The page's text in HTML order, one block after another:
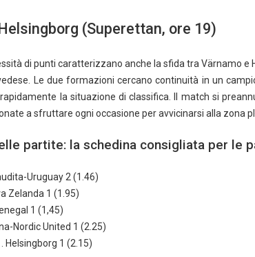
(Superettan, ore 19)
di punti caratterizzano anche la sfida tra Värnamo
Le due formazioni cercano continuità in un
la situazione di classifica. Il match si
a sfruttare ogni occasione per avvicinarsi alla zona
partite: la schedina consigliata per le
Uruguay 2 (1.46)
Zelanda 1 (1.95)
1 (1,45)
Nordic United 1 (2.25)
Helsingborg 1 (2.15)